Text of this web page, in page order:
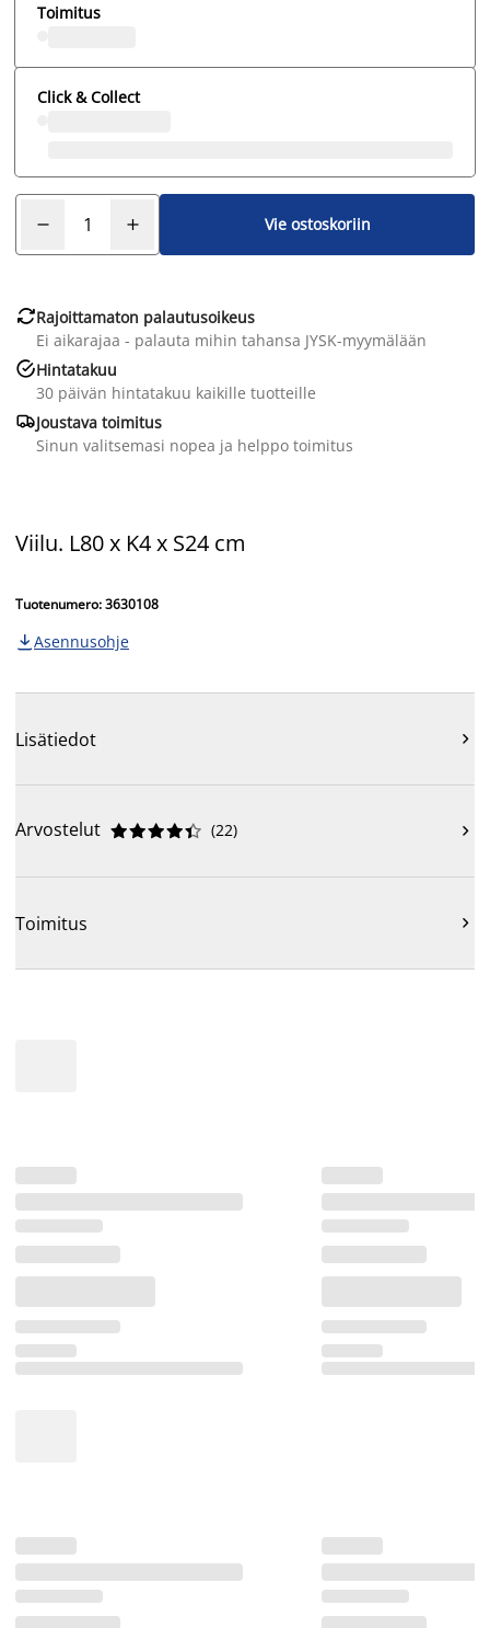
Toimitus
Click & Collect
Vie ostoskoriin
Rajoittamaton palautusoikeus
Ei aikarajaa - palauta mihin tahansa JYSK-myymälään
Hintatakuu
30 päivän hintatakuu kaikille tuotteille
Joustava toimitus
Sinun valitsemasi nopea ja helppo toimitus
Viilu. L80 x K4 x S24 cm
Tuotenumero: 3630108
 Asennusohje
Lisätiedot 
Arvostelut 




 (22) 
Toimitus 